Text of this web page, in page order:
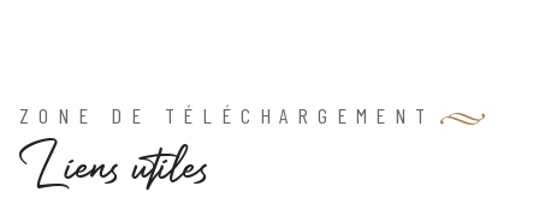
ZONE DE TÉLÉCHARGEMENT
Liens utiles